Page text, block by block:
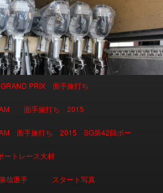
動 PRIX 面手旅打ち
面手旅打ち 2015
面手旅打ち 2015 SG第42回ボー
ートレース大村
哉選手 スタート写真